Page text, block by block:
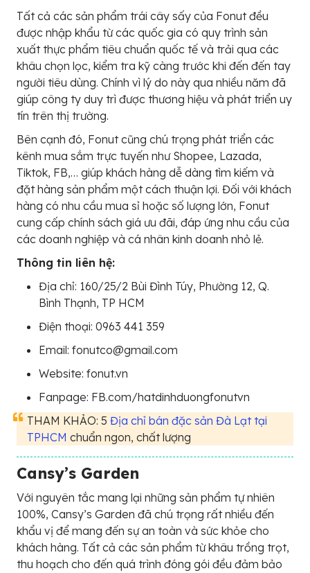
Tất cả các sản phẩm trái cây sấy của Fonut đều
được nhập khẩu từ các quốc gia có quy trình sản
xuất thực phẩm tiêu chuẩn quốc tế và trải qua các
khâu chọn lọc, kiểm tra kỹ càng trước khi đến đến tay
người tiêu dùng. Chính vì lý do này qua nhiều năm đã
giúp công ty duy trì được thương hiệu và phát triển uy
tín trên thị trường.
Bên cạnh đó, Fonut cũng chú trọng phát triển các
kênh mua sắm trực tuyến như Shopee, Lazada,
Tiktok, FB,… giúp khách hàng dễ dàng tìm kiếm và
đặt hàng sản phẩm một cách thuận lợi. Đối với khách
hàng có nhu cầu mua sỉ hoặc số lượng lớn, Fonut
cung cấp chính sách giá ưu đãi, đáp ứng nhu cầu của
các doanh nghiệp và cá nhân kinh doanh nhỏ lẻ.
Thông tin liên hệ:
Địa chỉ: 160/25/2 Bùi Đình Túy, Phường 12, Q.
Bình Thạnh, TP HCM
Điện thoại: 0963 441 359
Email: fonutco@gmail.com
Website: fonut.vn
Fanpage: FB.com/hatdinhduongfonutvn
THAM KHẢO: 5 Địa chỉ bán đặc sản Đà Lạt tại
TPHCM chuẩn ngon, chất lượng
Cansy’s Garden
Với nguyên tắc mang lại những sản phẩm tự nhiên
100%, Cansy’s Garden đã chú trọng rất nhiều đến
khẩu vị để mang đến sự an toàn và sức khỏe cho
khách hàng. Tất cả các sản phẩm từ khâu trồng trọt,
thu hoạch cho đến quá trình đóng gói đều đảm bảo